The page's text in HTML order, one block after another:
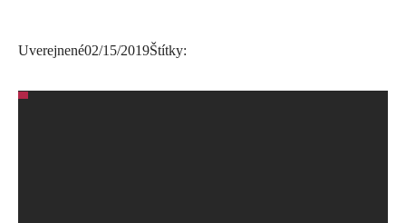
Uverejnené02/15/2019Štítky: